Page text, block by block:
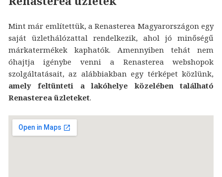
Mint már említettük, a Renasterea Magyarországon egy
saját üzlethálózattal rendelkezik, ahol jó minőségű
márkatermékek kaphatók. Amennyiben tehát nem
óhajtja igénybe venni a Renasterea webshopok
szolgáltatásait, az alábbiakban egy térképet közlünk,
amely feltünteti a lakóhelye közelében található
Renasterea üzleteket.